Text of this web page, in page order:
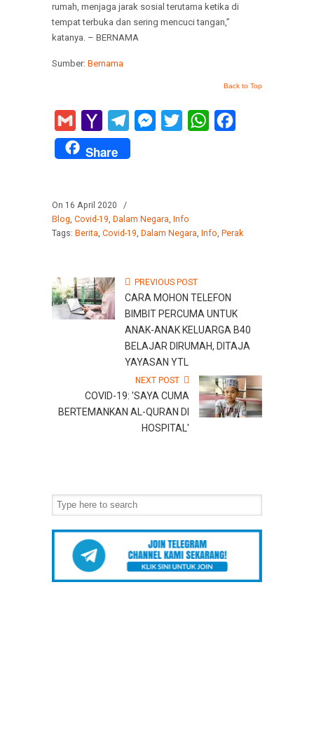
rumah, menjaga jarak sosial terutama ketika di
tempat terbuka dan sering mencuci tangan,”
katanya. – BERNAMA
Sumber: Bernama
Back to Top
Gmail
Yahoo
Mail
TelegramMessenger
Twitter WhatsApp
Share
On 16 April 2020
/
Blog, Covid-19, Dalam Negara, Info
Tags: Berita, Covid-19, Dalam Negara, Info, Perak
PREVIOUS POST
CARA MOHON TELEFON
BIMBIT PERCUMA UNTUK
ANAK-ANAK KELUARGA B40
BELAJAR DIRUMAH, DITAJA
YAYASAN YTL
NEXT POST
COVID-19: 'SAYA CUMA
BERTEMANKAN AL-QURAN DI
HOSPITAL'